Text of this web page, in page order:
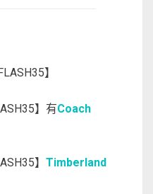
】
】有Coach
】 Timberland